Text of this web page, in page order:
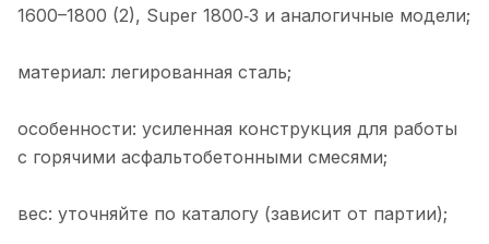
1600–1800 (2), Super 1800‑3 и аналогичные модели;
материал: легированная сталь;
особенности: усиленная конструкция для работы
с горячими асфальтобетонными смесями;
вес: уточняйте по каталогу (зависит от партии);